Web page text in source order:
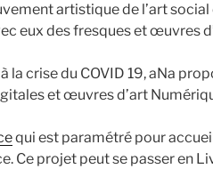
artistique de l’art
eux des fresques et œuvres
la crise du COVID 19, aNa
et œuvres d’art
qui est paramétré pour
Ce projet peut se passer en